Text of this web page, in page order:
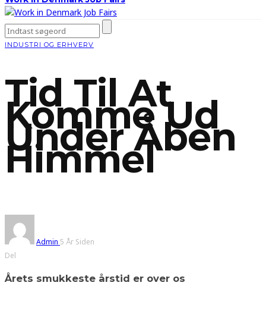
INDUSTRI OG ERHVERV
Tid Til At
Komme Ud
Under Åben
Himmel
Admin 5 År Siden
Del
Årets smukkeste årstid er over os